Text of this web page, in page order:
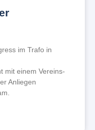
im Trafo in
mit einem Vereins-
Anliegen